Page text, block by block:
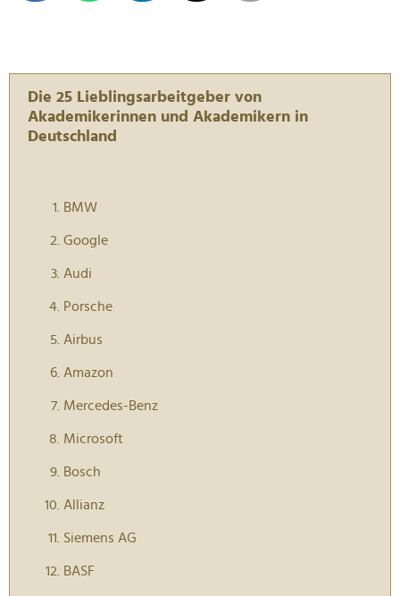
Die 25 Lieblingsarbeitgeber von
Akademikerinnen und Akademikern in
Deutschland
BMW
Google
Audi
Porsche
Airbus
Amazon
Mercedes-Benz
Microsoft
Bosch
Allianz
Siemens AG
BASF